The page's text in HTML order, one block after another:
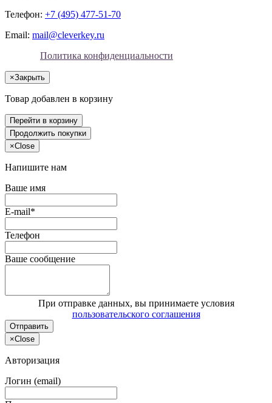
Телефон: +7 (495) 477-51-70
Email: mail@cleverkey.ru
Политика конфиденциальности
×Закрыть
Товар добавлен в корзину
Перейти в корзину
Продолжить покупки
×Close
Напишите нам
Ваше имя
E-mail*
Телефон
Ваше сообщение
При отправке данных, вы принимаете условия
пользовательского соглашения
Отправить
×Close
Авторизация
Логин (email)